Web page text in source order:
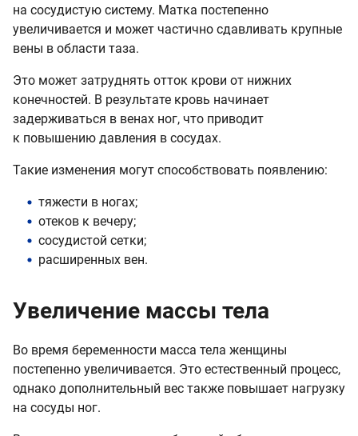
на сосудистую систему. Матка постепенно
увеличивается и может частично сдавливать крупные
вены в области таза.
Это может затруднять отток крови от нижних
конечностей. В результате кровь начинает
задерживаться в венах ног, что приводит
к повышению давления в сосудах.
Такие изменения могут способствовать появлению:
тяжести в ногах;
отеков к вечеру;
сосудистой сетки;
расширенных вен.
Увеличение массы тела
Во время беременности масса тела женщины
постепенно увеличивается. Это естественный процесс,
однако дополнительный вес также повышает нагрузку
на сосуды ног.